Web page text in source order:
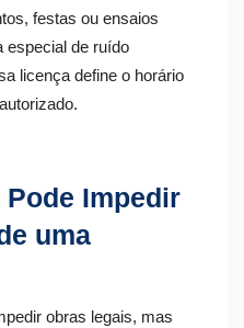
festas ou ensaios
especial de ruído
licença define o horário
Impedir
uma
obras legais, mas